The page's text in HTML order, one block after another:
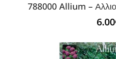
788000 Allium –
6.00